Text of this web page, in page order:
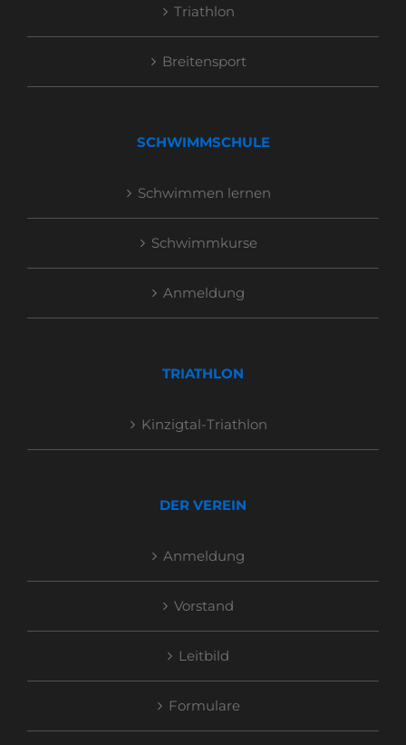
Triathlon
Breitensport
SCHWIMMSCHULE
Schwimmen lernen
Schwimmkurse
Anmeldung
TRIATHLON
Kinzigtal-Triathlon
DER VEREIN
Anmeldung
Vorstand
Leitbild
Formulare